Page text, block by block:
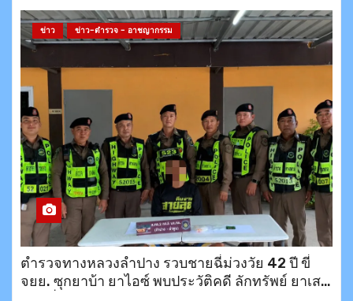
ข่าว ข่าว-ตำรวจ - อาชญากรรม
ตำรวจทางหลวงลำปาง รวบชายฉี่ม่วงวัย 42 ปี ขี่
จยย. ซุกยาบ้า ยาไอซ์ พบประวัติคดี ลักทรัพย์ ยาเสพ